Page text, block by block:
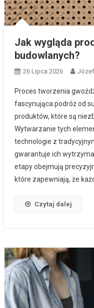
Jak wygląda
budowlanych?
26 Lipca 2026
Proces tworzenia
fascynująca podróż od
produktów, które są
Wytwarzanie tych
technologie z
gwarantuje ich
etapy obejmują
które zapewniają, że
Czytaj dalej